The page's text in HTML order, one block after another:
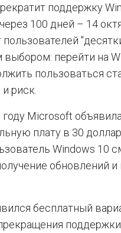
поддержку
100 дней – 14
пользователей
перейти на
пользоваться
риск.
Microsoft
плату в 30
Windows 10
обновлений и
бесплатный